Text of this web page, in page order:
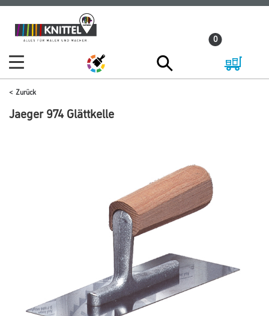
Zum
Inhalt
Zum
Navigationsmenü
0
Zurück
Jaeger 974 Glättkelle